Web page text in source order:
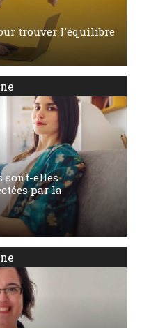
trouver l'équilibre
sont-elles
par la